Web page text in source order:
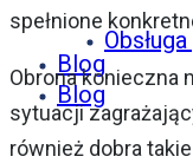
Blog
Blog
spełnione
Obrona konieczna
sytuacji
również dobra